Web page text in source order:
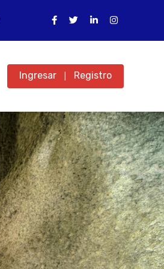
Ingresar Registro